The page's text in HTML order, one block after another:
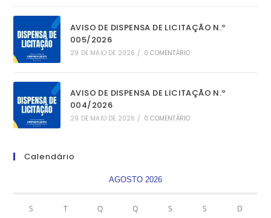
AVISO DE DISPENSA DE LICITAÇÃO N.º
005/2026
29 DE MAIO DE 2026 / 0 COMENTÁRIO
AVISO DE DISPENSA DE LICITAÇÃO N.º
004/2026
29 DE MAIO DE 2026 / 0 COMENTÁRIO
Calendário
AGOSTO 2026
S T Q Q S S D